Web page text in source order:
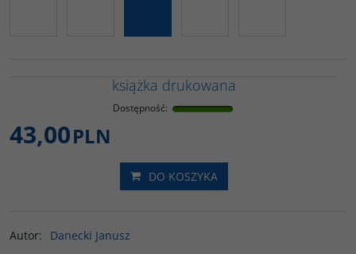
książka drukowana
Dostępność:
43,00PLN
DO KOSZYKA
Autor: Danecki Janusz